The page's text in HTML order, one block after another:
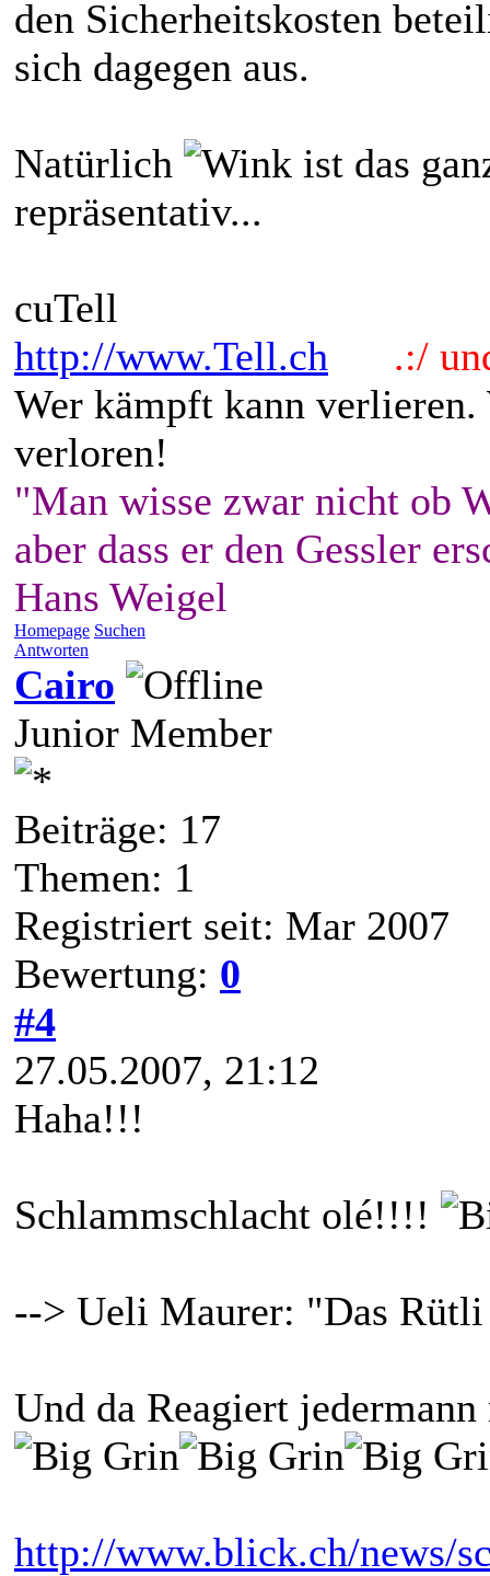
den Sicherheitskosten
sich dagegen aus.
Natürlich
ist das
repräsentativ...
cuTell
http://www.Tell.ch
.:/
Wer kämpft kann
verloren!
"Man wisse zwar nicht ob
aber dass er den Gessler
Hans Weigel
Homepage Suchen
Antworten
Cairo
Junior Member
Beiträge: 17
Themen: 1
Registriert seit: Mar 2007
Bewertung: 0
#4
27.05.2007, 21:12
Haha!!!
Schlammschlacht olé!!!!
--> Ueli Maurer: "Das
Und da Reagiert
http://www.blick.ch/news/